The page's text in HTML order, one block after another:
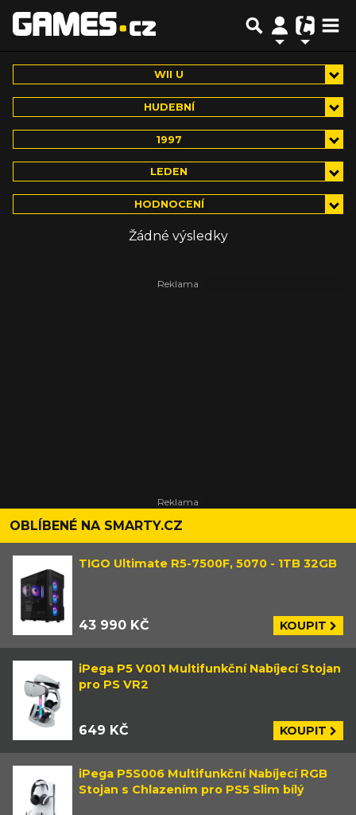
WII U
HUDEBNÍ
1997
LEDEN
HODNOCENÍ
Žádné výsledky
OBLÍBENÉ NA SMARTY.CZ
TIGO Ultimate R5-7500F, 5070 - 1TB 32GB
43 990 KČ KOUPIT
iPega P5 V001 Multifunkční Nabíjecí Stojan
pro PS VR2
649 KČ KOUPIT
iPega P5S006 Multifunkční Nabíjecí RGB
Stojan s Chlazením pro PS5 Slim bílý